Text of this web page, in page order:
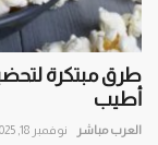
طرق مبتكرة
أطيب
العرب مباشر نوفمبر 18, 2025